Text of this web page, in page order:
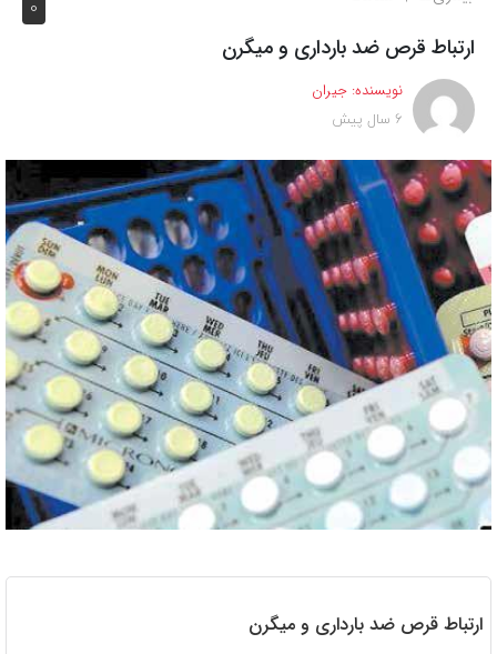
0
ارتباط قرص ضد بارداری و میگرن
نویسنده: جیران
6 سال پیش
ارتباط قرص ضد بارداری و میگرن